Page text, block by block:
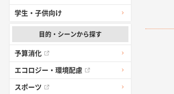
学生・子供向け
目的・シーンから探す
予算消化
エコロジー・環境配慮
スポーツ